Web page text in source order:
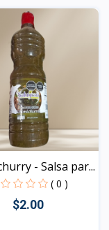
Vista
- Salsa par...
( 0 )
$2.00